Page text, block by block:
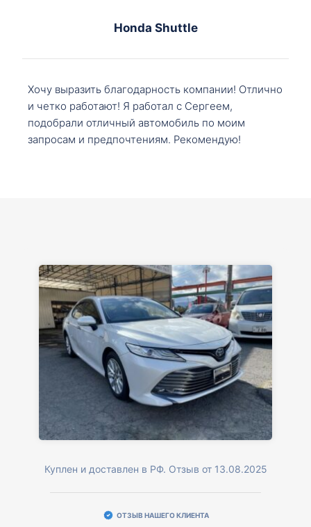
Honda Shuttle
Хочу выразить благодарность компании! Отлично
и четко работают! Я работал с Сергеем,
подобрали отличный автомобиль по моим
запросам и предпочтениям. Рекомендую!
Куплен и доставлен в РФ. Отзыв от 13.08.2025
ОТЗЫВ НАШЕГО КЛИЕНТА